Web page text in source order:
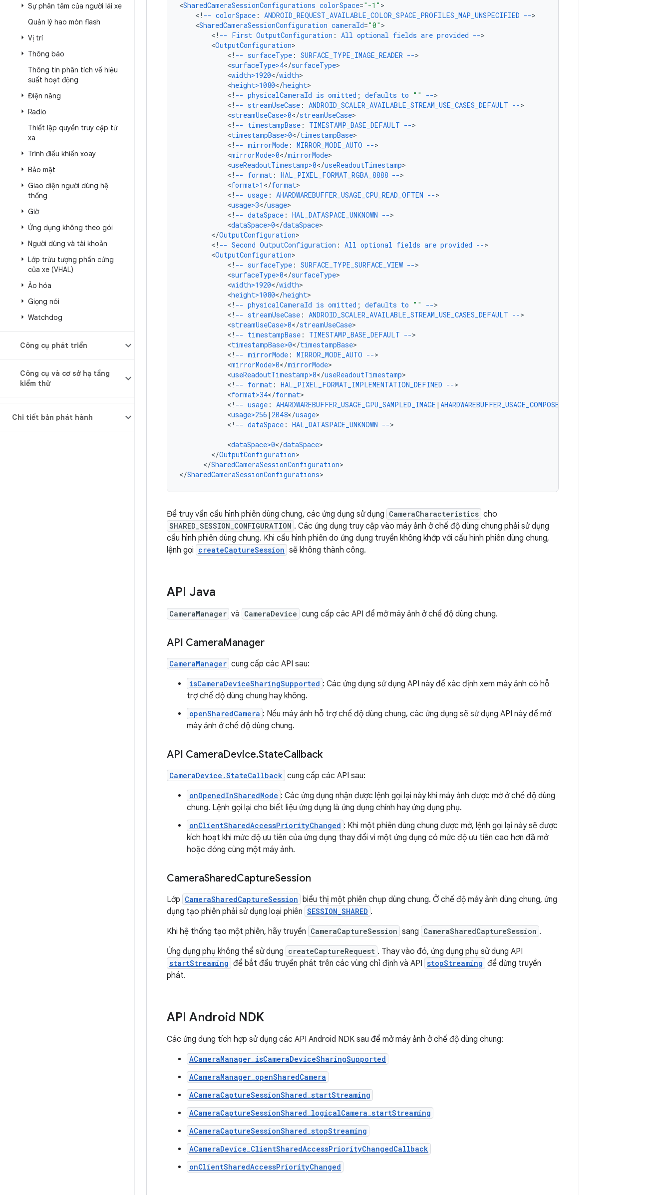
Sự phân tâm của người lái xe
Quản lý hao mòn flash
Vị trí
Thông báo
Thông tin phân tích về hiệu
suất hoạt động
Điện năng
Radio
Thiết lập quyền truy cập từ
xa
Trình điều khiển xoay
Bảo mật
Giao diện người dùng hệ
thống
Giờ
Ứng dụng không theo gói
Người dùng và tài khoản
Lớp trừu tượng phần cứng
của xe (VHAL)
Ảo hóa
Giọng nói
Watchdog
Công cụ phát triển
Công cụ và cơ sở hạ tầng
kiểm thử
Chi tiết bản phát hành
<SharedCameraSessionConfigurations colorSpace="-1"
< ! -- colorSpace : ANDROID_REQUEST_AVAILABLE_COLOR_SPACE_PROFILES_MAP_UNSPECIFIED --
<SharedCameraSessionConfiguration cameraId="0"
< ! -- First OutputConfiguration : All optional fields are provided --
<OutputConfiguration
< ! -- surfaceType : SURFACE_TYPE_IMAGE_READER --
<surfaceType>4</surfaceType
<width>1920</width
<height>1080</height
< ! -- physicalCameraId is omitted ; defaults to "" --
< ! -- streamUseCase : ANDROID_SCALER_AVAILABLE_STREAM_USE_CASES_DEFAULT --
<streamUseCase>0</streamUseCase
< ! -- timestampBase : TIMESTAMP_BASE_DEFAULT --
<timestampBase>0</timestampBase
< ! -- mirrorMode : MIRROR_MODE_AUTO --
<mirrorMode>0</mirrorMode
<useReadoutTimestamp>0</useReadoutTimestamp
< ! -- format : HAL_PIXEL_FORMAT_RGBA_8888 --
<format>1 </format
< ! -- usage : AHARDWAREBUFFER_USAGE_CPU_READ_OFTEN --
<usage>3</usage
< ! -- dataSpace : HAL_DATASPACE_UNKNOWN --
<dataSpace>0</dataSpace
</OutputConfiguration
< ! -- Second OutputConfiguration : All optional fields are provided --
<OutputConfiguration
< ! -- surfaceType : SURFACE_TYPE_SURFACE_VIEW --
<surfaceType>0</surfaceType
<width>1920</width
<height>1080</height
< ! -- physicalCameraId is omitted ; defaults to "" --
< ! -- streamUseCase : ANDROID_SCALER_AVAILABLE_STREAM_USE_CASES_DEFAULT --
<streamUseCase>0</streamUseCase
< ! -- timestampBase : TIMESTAMP_BASE_DEFAULT --
<timestampBase>0</timestampBase
< ! -- mirrorMode : MIRROR_MODE_AUTO --
<mirrorMode>0</mirrorMode
<useReadoutTimestamp>0</useReadoutTimestamp
< ! -- format : HAL_PIXEL_FORMAT_IMPLEMENTATION_DEFINED --
<format>34</format
< ! -- usage : AHARDWAREBUFFER_USAGE_GPU_SAMPLED_IMAGE | AHARDWAREBUFFER_USAGE_COMPOSER_OVERLAY
<usage>256 | 2048</usage
< ! -- dataSpace : HAL_DATASPACE_UNKNOWN -->
<dataSpace>0</dataSpace
</OutputConfiguration
</SharedCameraSessionConfiguration>
</SharedCameraSessionConfigurations
Để truy vấn cấu hình phiên dùng chung, các ứng dụng sử dụng CameraCharacteristics cho
SHARED_SESSION_CONFIGURATION . Các ứng dụng truy cập vào máy ảnh ở chế độ dùng chung phải sử dụng
cấu hình phiên dùng chung. Khi cấu hình phiên do ứng dụng truyền không khớp với cấu hình phiên dùng chung,
lệnh gọi createCaptureSession sẽ không thành công.
API Java
CameraManager và CameraDevice cung cấp các API để mở máy ảnh ở chế độ dùng chung.
API CameraManager
CameraManager cung cấp các API sau:
isCameraDeviceSharingSupported : Các ứng dụng sử dụng API này để xác định xem máy ảnh có hỗ
trợ chế độ dùng chung hay không.
openSharedCamera : Nếu máy ảnh hỗ trợ chế độ dùng chung, các ứng dụng sẽ sử dụng API này để mở
máy ảnh ở chế độ dùng chung.
API CameraDevice.StateCallback
CameraDevice.StateCallback cung cấp các API sau:
onOpenedInSharedMode : Các ứng dụng nhận được lệnh gọi lại này khi máy ảnh được mở ở chế độ dùng
chung. Lệnh gọi lại cho biết liệu ứng dụng là ứng dụng chính hay ứng dụng phụ.
onClientSharedAccessPriorityChanged : Khi một phiên dùng chung được mở, lệnh gọi lại này sẽ được
kích hoạt khi mức độ ưu tiên của ứng dụng thay đổi vì một ứng dụng có mức độ ưu tiên cao hơn đã mở
hoặc đóng cùng một máy ảnh.
CameraSharedCaptureSession
Lớp CameraSharedCaptureSession biểu thị một phiên chụp dùng chung. Ở chế độ máy ảnh dùng chung, ứng
dụng tạo phiên phải sử dụng loại phiên SESSION_SHARED .
Khi hệ thống tạo một phiên, hãy truyền CameraCaptureSession sang CameraSharedCaptureSession .
Ứng dụng phụ không thể sử dụng createCaptureRequest . Thay vào đó, ứng dụng phụ sử dụng API
startStreaming để bắt đầu truyền phát trên các vùng chỉ định và API stopStreaming để dừng truyền
phát.
API Android NDK
Các ứng dụng tích hợp sử dụng các API Android NDK sau để mở máy ảnh ở chế độ dùng chung:
ACameraManager_isCameraDeviceSharingSupported
ACameraManager_openSharedCamera
ACameraCaptureSessionShared_startStreaming
ACameraCaptureSessionShared_logicalCamera_startStreaming
ACameraCaptureSessionShared_stopStreaming
ACameraDevice_ClientSharedAccessPriorityChangedCallback
onClientSharedAccessPriorityChanged